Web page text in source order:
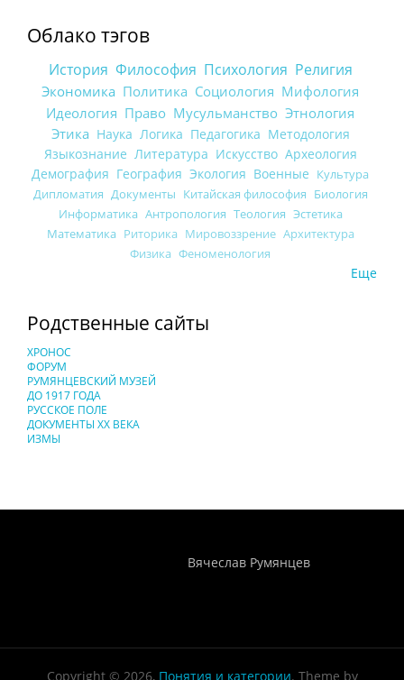
Облако тэгов
История Философия Психология Религия
Экономика Политика Социология Мифология
Идеология Право Мусульманство Этнология
Этика Наука Логика Педагогика Методология
Языкознание Литература Искусство Археология
Демография География Экология Военные Культура
Дипломатия Документы Китайская философия Биология
Информатика Антропология Теология Эстетика
Математика Риторика Мировоззрение Архитектура
Физика Феноменология
Еще
Родственные сайты
ХРОНОС
ФОРУМ
РУМЯНЦЕВСКИЙ МУЗЕЙ
ДО 1917 ГОДА
РУССКОЕ ПОЛЕ
ДОКУМЕНТЫ XX ВЕКА
ИЗМЫ
Вячеслав Румянцев
Copyright © 2026, Понятия и категории. Theme by